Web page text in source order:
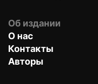
Об издании
О нас
Контакты
Авторы